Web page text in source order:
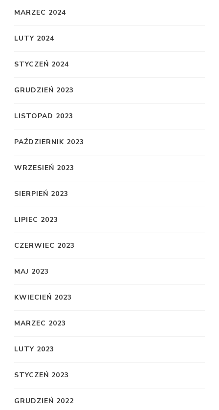
MARZEC 2024
LUTY 2024
STYCZEŃ 2024
GRUDZIEŃ 2023
LISTOPAD 2023
PAŹDZIERNIK 2023
WRZESIEŃ 2023
SIERPIEŃ 2023
LIPIEC 2023
CZERWIEC 2023
MAJ 2023
KWIECIEŃ 2023
MARZEC 2023
LUTY 2023
STYCZEŃ 2023
GRUDZIEŃ 2022